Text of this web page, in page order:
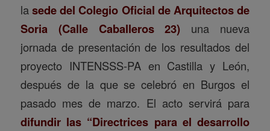
lasede del Colegio Oficial de Arquitectos de
Soria (Calle Caballeros 23) una nueva
jornada de presentación de los resultados del
proyecto INTENSSS-PA en Castilla y León,
después de la que se celebró en Burgos el
pasado mes de marzo. El acto servirá para
difundir las “Directrices para el desarrollo